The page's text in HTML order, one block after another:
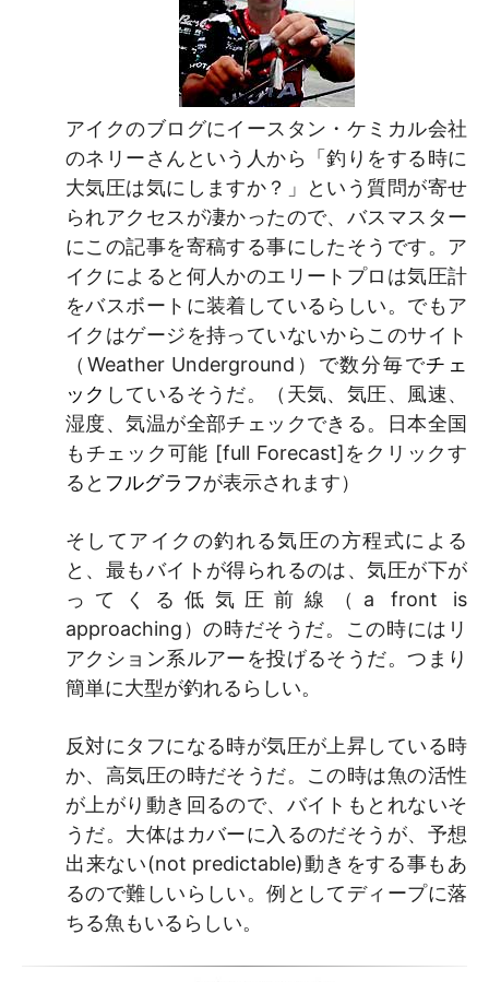
アイクのブログにイースタン・ケミカル会社
のネリーさんという人から「釣りをする時に
大気圧は気にしますか？」という質問が寄せ
られアクセスが凄かったので、バスマスター
にこの記事を寄稿する事にしたそうです。ア
イクによると何人かのエリートプロは気圧計
をバスボートに装着しているらしい。でもア
イクはゲージを持っていないからこのサイト
（Weather Underground）で数分毎でチェ
ック しているそうだ。（天気、気圧、風速、
湿度、気温が全部チェックできる。日本全国
もチェック可能 [full Forecast]をクリックす
ると フルグラフが表示されます）
そしてアイクの釣れる気圧の方程式による
と、最もバイトが得られるのは、気圧が下が
ってくる低気圧前線（a front is
approaching）の時だそうだ。この時にはリ
アクション系ルアーを投げるそうだ。つまり
簡単に大型が釣れるらしい。
反対にタフになる時が気圧が上昇している時
か、高気圧の時だそうだ。この時は魚の活性
が上がり動き回るので、バイトもとれないそ
うだ。大体はカバーに入るのだそうが、予想
出来ない(not predictable)動きをする事もあ
るので難しいらしい。例としてディープに落
ちる魚もいるらしい。